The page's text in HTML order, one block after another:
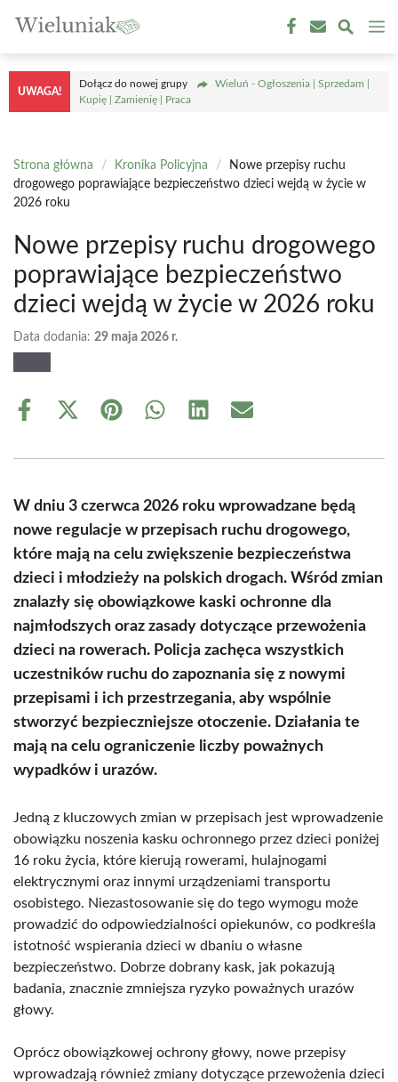
treści
UWAGA!
Dołącz do nowej grupy
Wieluń - Ogłoszenia | Sprzedam |
Kupię | Zamienię | Praca
Strona główna / Kronika Policyjna /
Nowe przepisy ruchu
drogowego poprawiające bezpieczeństwo dzieci wejdą w życie w
2026 roku
Nowe przepisy ruchu drogowego
poprawiające bezpieczeństwo
dzieci wejdą w życie w 2026 roku
Data dodania: 29 maja 2026 r.
Share
Share
(Twitter)
Share Share Share Share
W dniu 3 czerwca 2026 roku wprowadzane będą
nowe regulacje w przepisach ruchu drogowego,
które mają na celu zwiększenie bezpieczeństwa
dzieci i młodzieży na polskich drogach. Wśród zmian
znalazły się obowiązkowe kaski ochronne dla
najmłodszych oraz zasady dotyczące przewożenia
dzieci na rowerach. Policja zachęca wszystkich
uczestników ruchu do zapoznania się z nowymi
przepisami i ich przestrzegania, aby wspólnie
stworzyć bezpieczniejsze otoczenie. Działania te
mają na celu ograniczenie liczby poważnych
wypadków i urazów.
Jedną z kluczowych zmian w przepisach jest wprowadzenie
obowiązku noszenia kasku ochronnego przez dzieci poniżej
16 roku życia, które kierują rowerami, hulajnogami
elektrycznymi oraz innymi urządzeniami transportu
osobistego. Niezastosowanie się do tego wymogu może
prowadzić do odpowiedzialności opiekunów, co podkreśla
istotność wspierania dzieci w dbaniu o własne
bezpieczeństwo. Dobrze dobrany kask, jak pokazują
badania, znacznie zmniejsza ryzyko poważnych urazów
głowy.
Oprócz obowiązkowej ochrony głowy, nowe przepisy
wprowadzają również zmiany dotyczące przewożenia dzieci